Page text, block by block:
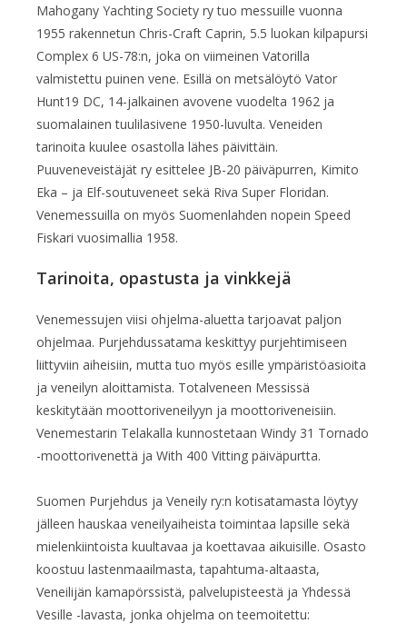
Mahogany Yachting Society ry tuo messuille vuonna
1955 rakennetun Chris-Craft Caprin, 5.5 luokan kilpapursi
Complex 6 US-78:n, joka on viimeinen Vatorilla
valmistettu puinen vene. Esillä on metsälöytö Vator
Hunt19 DC, 14-jalkainen avovene vuodelta 1962 ja
suomalainen tuulilasivene 1950-luvulta. Veneiden
tarinoita kuulee osastolla lähes päivittäin.
Puuveneveistäjät ry esittelee JB-20 päiväpurren, Kimito
Eka – ja Elf-soutuveneet sekä Riva Super Floridan.
Venemessuilla on myös Suomenlahden nopein Speed
Fiskari vuosimallia 1958.
Tarinoita, opastusta ja vinkkejä
Venemessujen viisi ohjelma-aluetta tarjoavat paljon
ohjelmaa. Purjehdussatama keskittyy purjehtimiseen
liittyviin aiheisiin, mutta tuo myös esille ympäristöasioita
ja veneilyn aloittamista. Totalveneen Messissä
keskitytään moottoriveneilyyn ja moottoriveneisiin.
Venemestarin Telakalla kunnostetaan Windy 31 Tornado
-moottorivenettä ja With 400 Vitting päiväpurtta.
Suomen Purjehdus ja Veneily ry:n kotisatamasta löytyy
jälleen hauskaa veneilyaiheista toimintaa lapsille sekä
mielenkiintoista kuultavaa ja koettavaa aikuisille. Osasto
koostuu lastenmaailmasta, tapahtuma-altaasta,
Veneilijän kamapörssistä, palvelupisteestä ja Yhdessä
Vesille -lavasta, jonka ohjelma on teemoitettu: